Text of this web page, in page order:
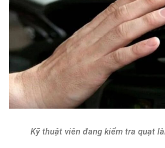
Kỹ thuật viên đang kiểm tra quạt